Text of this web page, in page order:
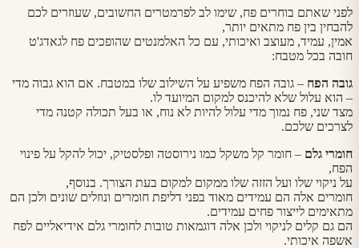
לפני שאתם בוחרים פח, שימו לב לפרמטרים החשובים, שעוזרים לכם
להבחין בין פח מתאים יותר,
אמין, עמיד, מעוצב ואיכותי, עם כל האלמנטים שהופכים פח לגאדג'ט
חובה בכל מטבח:
גובה הפח – גובה הפח משפיע על השילוב שלו במטבח. אם הוא גבוה מדי
– הוא עלול שלא להיכנס למקום המיועד לו.
מצד שני, פח נמוך מדי עלול להיות לא נוח, או בעל תכולה קטנה מדי
לצרכים שלכם.
חומרי גלם – חומר קל משקל כמו נירוסטה ופלסטיק, יכול להקל על פינוי
הפח,
על ניקוי שלו ועל הזזה שלו ממקום למקום בעת הצורך. בנוסף,
חומרים אלה הם עמידים מאוד בפני דליפת חומרים ונוזלים שונים ולכן הם
מתאימים לייצור פחים עמידים.
הם גם קלים לניקוי ולכן אלה דוגמאות טובות לחומרי גלם אידיאליים לפח
אשפה איכותי.